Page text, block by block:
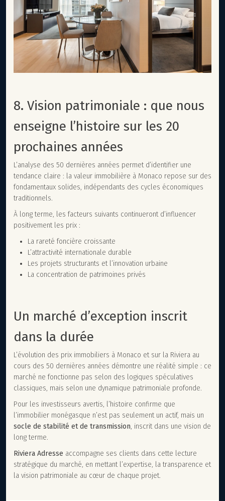
8. Vision patrimoniale : que nous
enseigne l’histoire sur les 20
prochaines années
L’analyse des 50 dernières années permet d’identifier une
tendance claire : la valeur immobilière à Monaco repose sur des
fondamentaux solides, indépendants des cycles économiques
traditionnels.
À long terme, les facteurs suivants continueront d’influencer
positivement les prix :
La rareté foncière croissante
L’attractivité internationale durable
Les projets structurants et l’innovation urbaine
La concentration de patrimoines privés
Un marché d’exception inscrit
dans la durée
L’évolution des prix immobiliers à Monaco et sur la Riviera au
cours des 50 dernières années démontre une réalité simple : ce
marché ne fonctionne pas selon des logiques spéculatives
classiques, mais selon une dynamique patrimoniale profonde.
Pour les investisseurs avertis, l’histoire confirme que
l’immobilier monégasque n’est pas seulement un actif, mais un
socle de stabilité et de transmission, inscrit dans une vision de
long terme.
Riviera Adresse accompagne ses clients dans cette lecture
stratégique du marché, en mettant l’expertise, la transparence et
la vision patrimoniale au cœur de chaque projet.